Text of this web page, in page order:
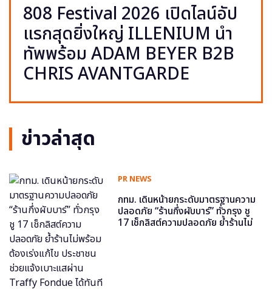
808 Festival 2026 เปิดไลน์อัป
แรกสุดยิ่งใหญ่ ILLENIUM นำ
ทัพพร้อม ADAM BEYER B2B
CHRIS AVANTGARDE
ข่าวล่าสุด
PR NEWS
กทม. เดินหน้ายกระดับมาตรฐานความ
ปลอดภัย “ร้านกึ่งผับบาร์” ทั่วกรุง ชู
17 เช็กลิสต์ความปลอดภัย ย้ำร้านไม่